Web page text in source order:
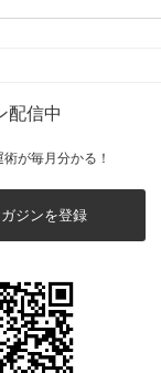
配信中
が毎月分かる！
ジンを登録